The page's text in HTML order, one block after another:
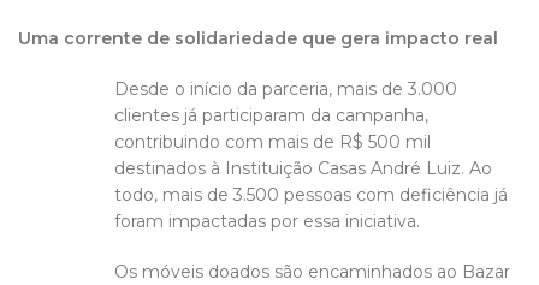
Uma corrente de solidariedade que gera impacto real
Desde o início da parceria, mais de 3.000
clientes já participaram da campanha,
contribuindo com mais de R$ 500 mil
destinados à Instituição Casas André Luiz. Ao
todo, mais de 3.500 pessoas com deficiência já
foram impactadas por essa iniciativa.
Os móveis doados são encaminhados ao Bazar